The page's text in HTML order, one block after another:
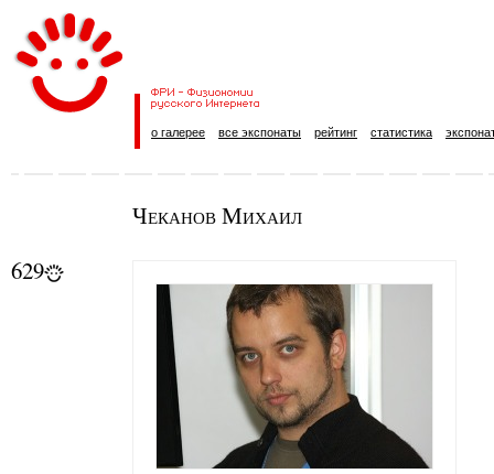
о галерее все экспонаты рейтинг статистика
Чеканов Михаил
629